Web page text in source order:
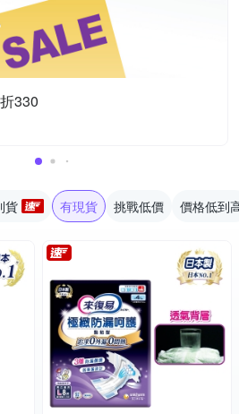
330
貨 有現貨 挑戰低價 價格低到